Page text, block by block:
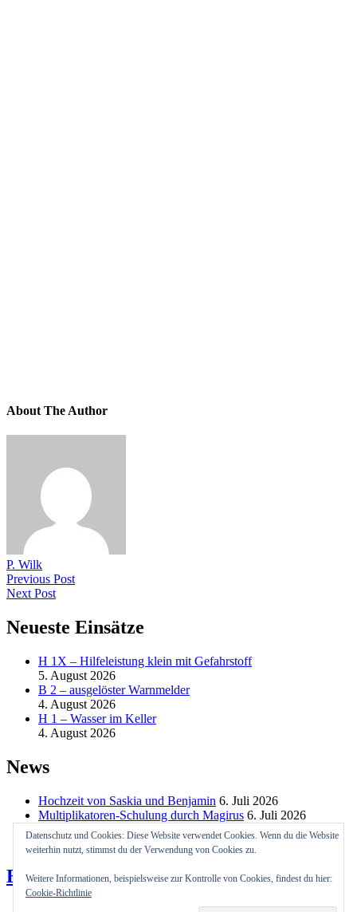
About The Author
P. Wilk
Previous Post
Next Post
Neueste Einsätze
H 1X – Hilfeleistung klein mit Gefahrstoff
5. August 2026
B 2 – ausgelöster Warnmelder
4. August 2026
H 1 – Wasser im Keller
4. August 2026
News
Hochzeit von Saskia und Benjamin 6. Juli 2026
Multiplikatoren-Schulung durch Magirus 6. Juli 2026
Bootsausbildung
6. Juli 2026
Besuche uns auf FB
Datenschutz und Cookies: Diese Website verwendet Cookies. Wenn du die Website
weiterhin nutzt, stimmst du der Verwendung von Cookies zu.
Weitere Informationen, beispielsweise zur Kontrolle von Cookies, findest du hier:
Cookie-Richtlinie